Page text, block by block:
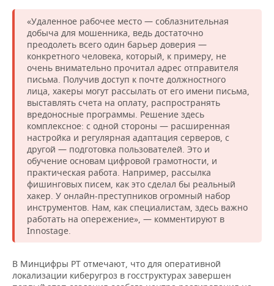
«Удаленное рабочее место — соблазнительная
добыча для мошенника, ведь достаточно
преодолеть всего один барьер доверия —
конкретного человека, который, к примеру, не
очень внимательно прочитал адрес отправителя
письма. Получив доступ к почте должностного
лица, хакеры могут рассылать от его имени письма,
выставлять счета на оплату, распространять
вредоносные программы. Решение здесь
комплексное: с одной стороны — расширенная
настройка и регулярная адаптация серверов, с
другой — подготовка пользователей. Это и
обучение основам цифровой грамотности, и
практическая работа. Например, рассылка
фишинговых писем, как это сделал бы реальный
хакер. У онлайн-преступников огромный набор
инструментов. Нам, как специалистам, здесь важно
работать на опережение», — комментируют в
Innostage.
В Минцифры РТ отмечают, что для оперативной
локализации киберугроз в госструктурах завершен